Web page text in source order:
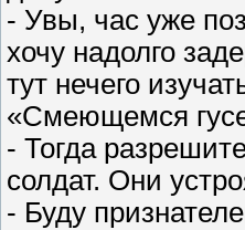
- Увы, час уже
хочу надолго
тут нечего
«Смеющемся
- Тогда
солдат. Они
- Буду